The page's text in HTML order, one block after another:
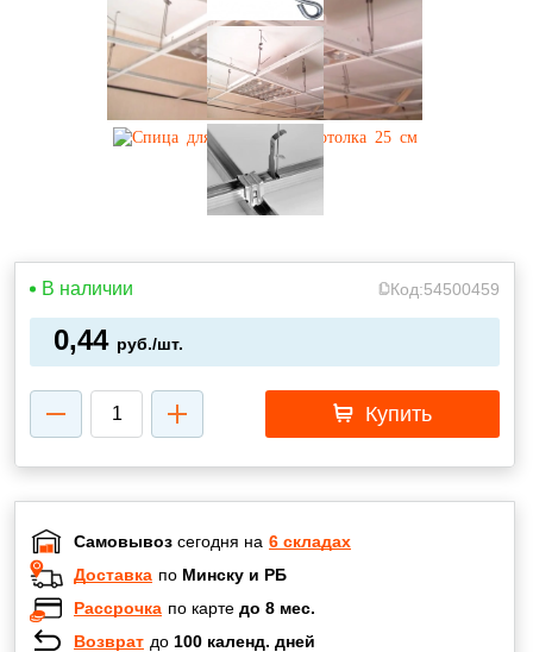
В наличии Код:54500459
0,44 руб./шт.
Купить
Самовывоз сегодня на 6 складах
Доставка по Минску и РБ
Рассрочка по карте до 8 мес.
Возврат до 100 календ. дней